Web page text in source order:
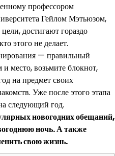
профессором
Гейлом Мэтьюзом,
достигают гораздо
этого не делает.
— правильный
место, возьмите блокнот,
на предмет своих
Уже после этого этапа
следующий год.
новогодних обещаний,
ночь. А также
свою жизнь.